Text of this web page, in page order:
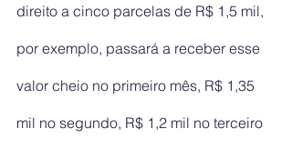
direito a cinco parcelas de R$ 1,5 mil,
por exemplo, passará a receber esse
valor cheio no primeiro mês, R$ 1,35
mil no segundo, R$ 1,2 mil no terceiro